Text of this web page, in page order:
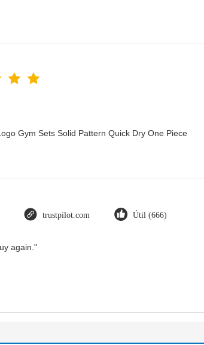
Gym Sets Solid Pattern Quick Dry One Piece
trustpilot.com Útil (666)
again."